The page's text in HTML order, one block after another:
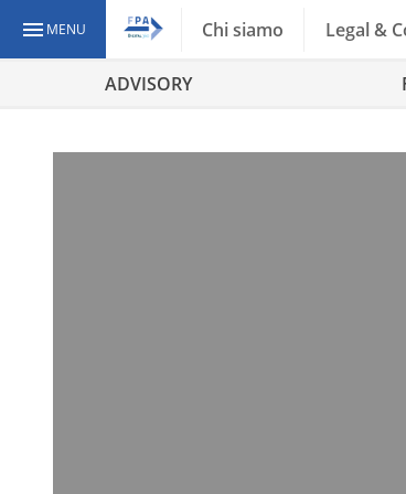
MENU Chi siamo Legal &
ADVISORY